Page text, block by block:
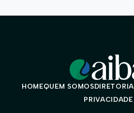
HOMEQUEM SOMOSDIRETORIA
PRIVACIDADE